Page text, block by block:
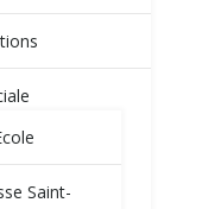
Saint-